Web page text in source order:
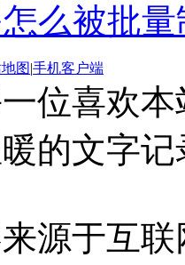
么被批
图|手机客户端
位喜欢
的文字
源于互